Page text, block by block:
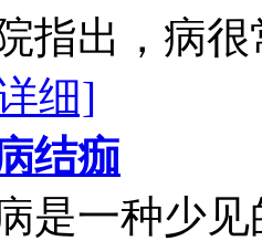
指出，病
细]
结痂
是一种少